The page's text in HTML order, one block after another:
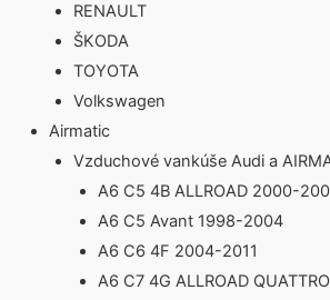
RENAULT
ŠKODA
TOYOTA
Volkswagen
Airmatic
Vzduchové vankúše Audi a
A6 C5 4B ALLROAD 2000-
A6 C5 Avant 1998-2004
A6 C6 4F 2004-2011
A6 C7 4G ALLROAD